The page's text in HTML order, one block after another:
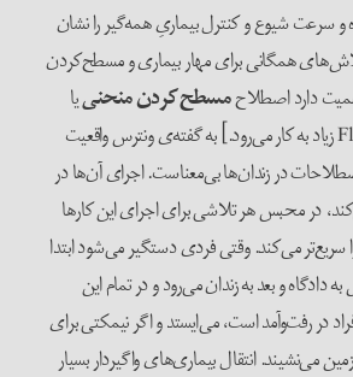
و سرعت شیوع و کنترل بیماریِ همه‌گیر را نشان
همگانی برای مهار بیماری و مسطح‌کردن
دارد اصطلاحمسطح‌کردنمنحنییا
Flattening the curve زیاد به کار می‌رود.] به گفته‌ی ونترس واقعیت
در زندان‌ها بی‌معناست. اجرای آن‌ها در
در محبس هر تلاشی برای اجرای این کارها
سریع‌تر می‌کند. وقتی فردی دستگیر می‌شود ابتدا
و بعد به زندان می‌رود و در تمام این
در رفت‌وآمد است، می‌ایستد و اگر نیمکتی برای
می‌نشیند. انتقال بیماری‌های واگیردار بسیار